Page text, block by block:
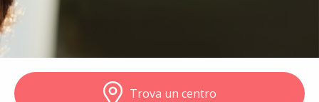
Trova un centro